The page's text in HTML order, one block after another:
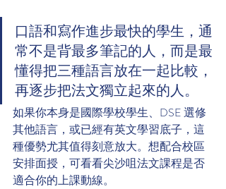
口語和寫作進步最快的學生，通
常不是背最多筆記的人，而是最
懂得把三種語言放在一起比較，
再逐步把法文獨立起來的人。
如果你本身是國際學校學生、DSE 選修
其他語言，或已經有英文學習底子，這
種優勢尤其值得刻意放大。想配合校區
安排面授，可看看尖沙咀法文課程是否
適合你的上課動線。